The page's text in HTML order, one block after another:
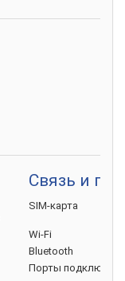
Связь и
SIM-карта
Wi-Fi
Bluetooth
Порты